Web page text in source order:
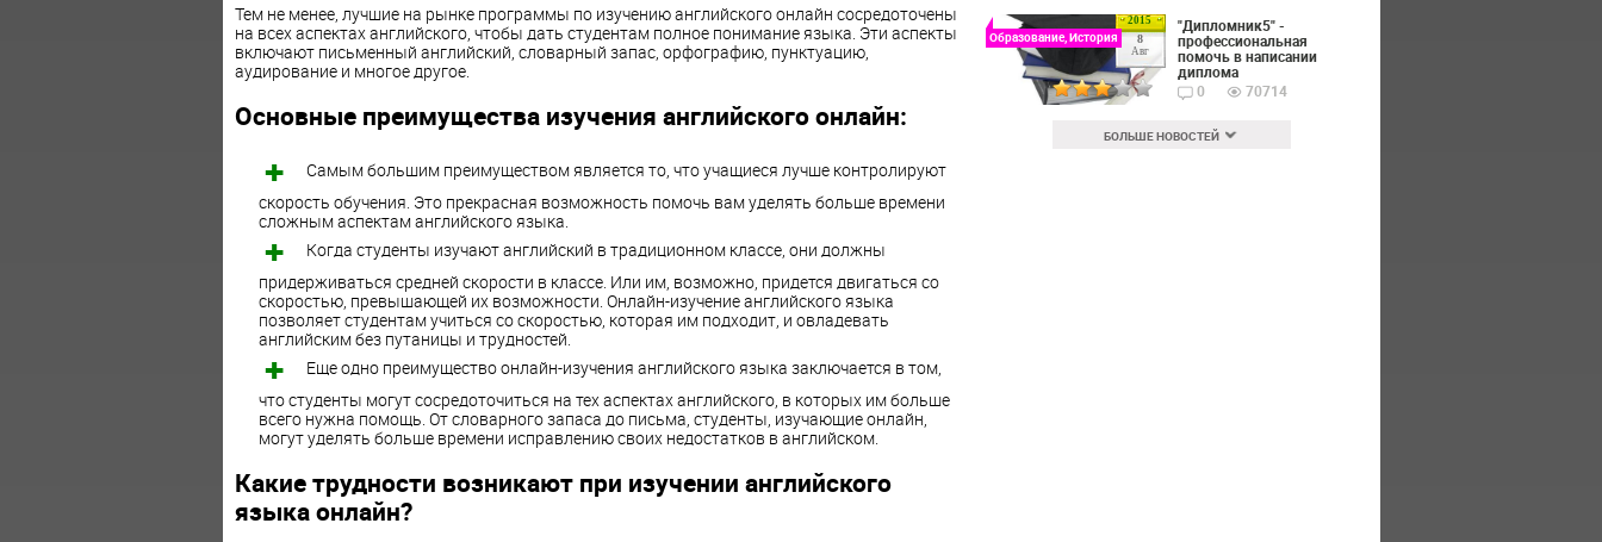
Тем не менее, лучшие на рынке программы по изучению английского онлайн сосредоточены
на всех аспектах английского, чтобы дать студентам полное понимание языка. Эти аспекты
включают письменный английский, словарный запас, орфографию, пунктуацию,
аудирование и многое другое.
Основные преимущества изучения английского онлайн:
Самым большим преимуществом является то, что учащиеся лучше контролируют
скорость обучения. Это прекрасная возможность помочь вам уделять больше времени
сложным аспектам английского языка.
Когда студенты изучают английский в традиционном классе, они должны
придерживаться средней скорости в классе. Или им, возможно, придется двигаться со
скоростью, превышающей их возможности. Онлайн-изучение английского языка
позволяет студентам учиться со скоростью, которая им подходит, и овладевать
английским без путаницы и трудностей.
Еще одно преимущество онлайн-изучения английского языка заключается в том,
что студенты могут сосредоточиться на тех аспектах английского, в которых им больше
всего нужна помощь. От словарного запаса до письма, студенты, изучающие онлайн,
могут уделять больше времени исправлению своих недостатков в английском.
Какие трудности возникают при изучении английского
языка онлайн?
2015
8
Авг
Образование, История
"Дипломник5" -
профессиональная
помочь в написании
диплома
0
70714
БОЛЬШЕ НОВОСТЕЙ